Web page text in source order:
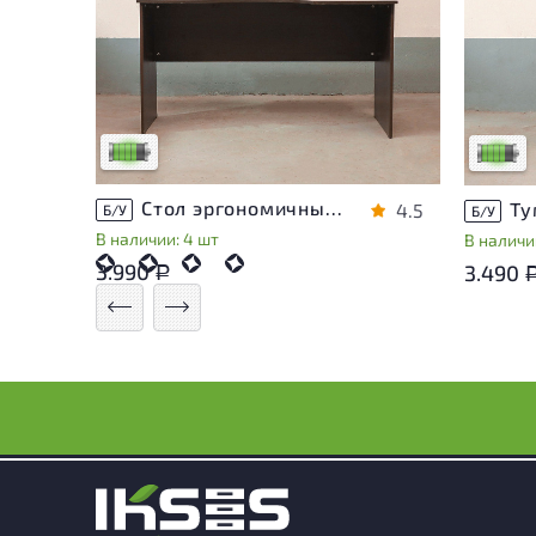
У товара присутствуют незначительные
следы эксплуатации, не влияющие на
удобство его использования
Низкая степень износа
Б/У
В наличии: 4 шт
4.5
3.990Р
У
следы
Низкая
Б/У
В
3.490